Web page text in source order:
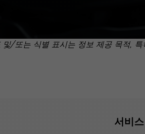
/또는 식별 표시는 정보 제공 목적,
서비스